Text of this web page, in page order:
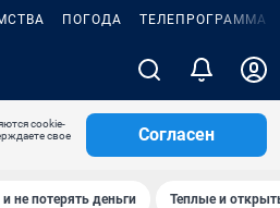
ПОГОДА ТЕЛЕПРОГРАММА
cookie-
свое
Согласен
не потерять деньги Теплые и